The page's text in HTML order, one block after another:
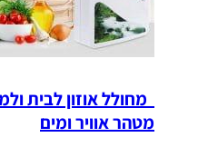
מחולל אוזון לבית
מטהר אוויר ומים